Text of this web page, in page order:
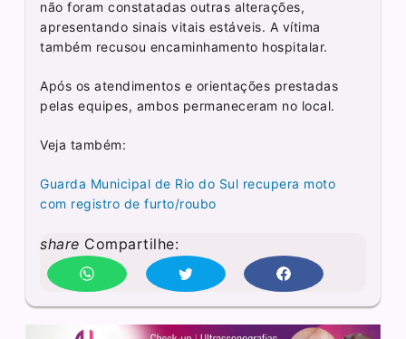
não foram constatadas outras alterações,
apresentando sinais vitais estáveis. A vítima
também recusou encaminhamento hospitalar.
Após os atendimentos e orientações prestadas
pelas equipes, ambos permaneceram no local.
Veja também:
Guarda Municipal de Rio do Sul recupera moto
com registro de furto/roubo
share Compartilhe: